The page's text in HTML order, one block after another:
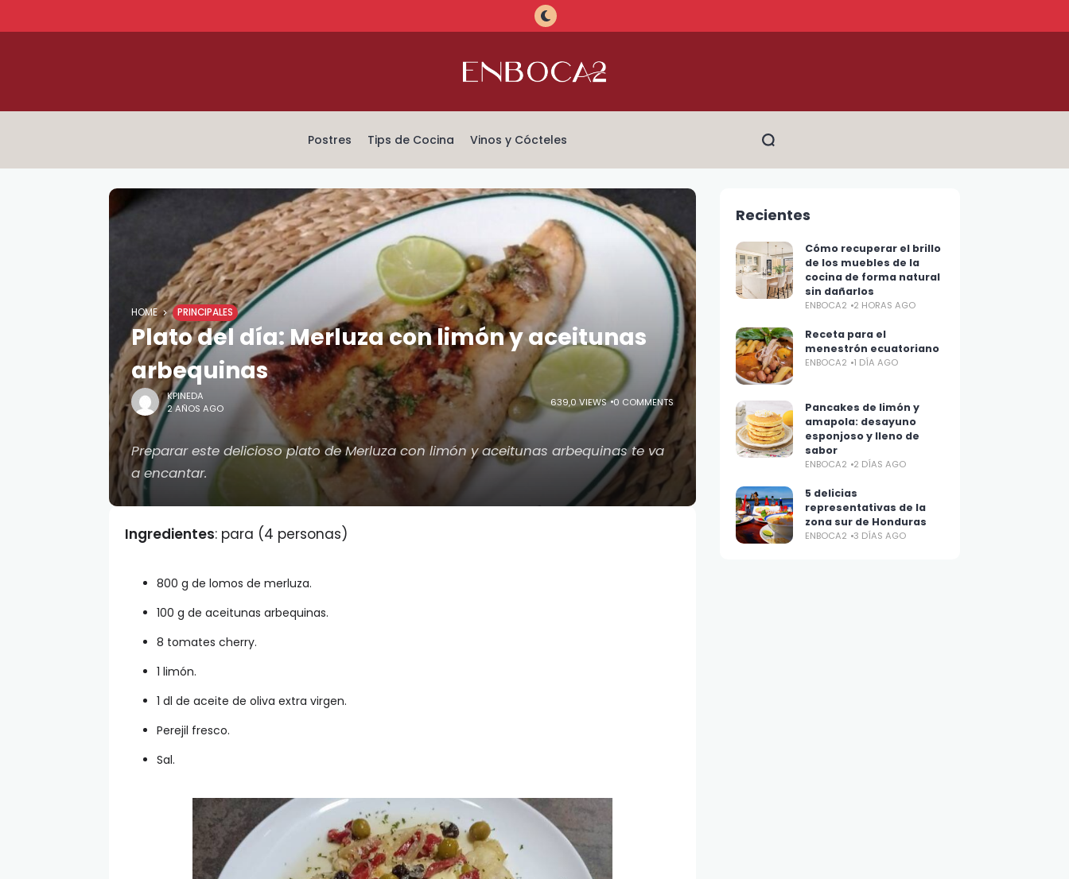
Postres Tips de Cocina Vinos y Cócteles
HOME PRINCIPALES
Plato del día: Merluza con limón y aceitunas
arbequinas
KPINEDA
2 AÑOS AGO
639,0 VIEWS 0 COMMENTS
Preparar este delicioso plato de Merluza con limón y aceitunas arbequinas te va
a encantar.
Ingredientes: para (4 personas)
800 g de lomos de merluza.
100 g de aceitunas arbequinas.
8 tomates cherry.
1 limón.
1 dl de aceite de oliva extra virgen.
Perejil fresco.
Sal.
Recientes
Cómo recuperar el brillo
de los muebles de la
cocina de forma natural
sin dañarlos
ENBOCA2 2 HORAS AGO
Receta para el
menestrón ecuatoriano
ENBOCA2 1 DÍA AGO
Pancakes de limón y
amapola: desayuno
esponjoso y lleno de
sabor
ENBOCA2 2 DÍAS AGO
5 delicias
representativas de la
zona sur de Honduras
ENBOCA2 3 DÍAS AGO